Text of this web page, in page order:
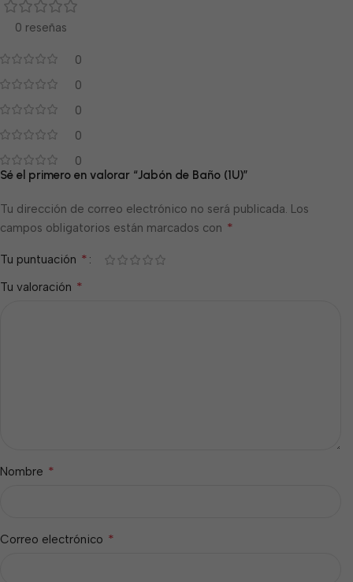
0 reseñas
0
0
0
0
0
Sé el primero en valorar “Jabón de Baño (1U)”
Tu dirección de correo electrónico no será publicada. Los
campos obligatorios están marcados con *
Tu puntuación *
Tu valoración *
Nombre *
Correo electrónico *